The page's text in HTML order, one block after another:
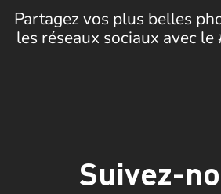
Partagez vos plus belles
les réseaux sociaux avec
Suivez-